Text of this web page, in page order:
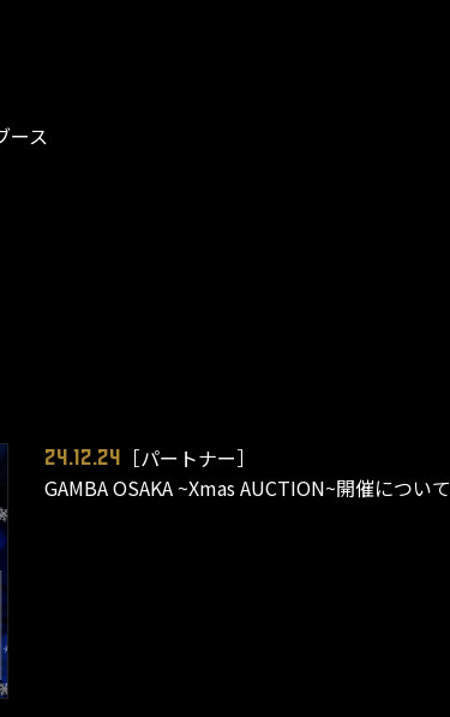
ース
24.12.24
［パートナー］
GAMBA OSAKA ~Xmas AUCTION~開催について